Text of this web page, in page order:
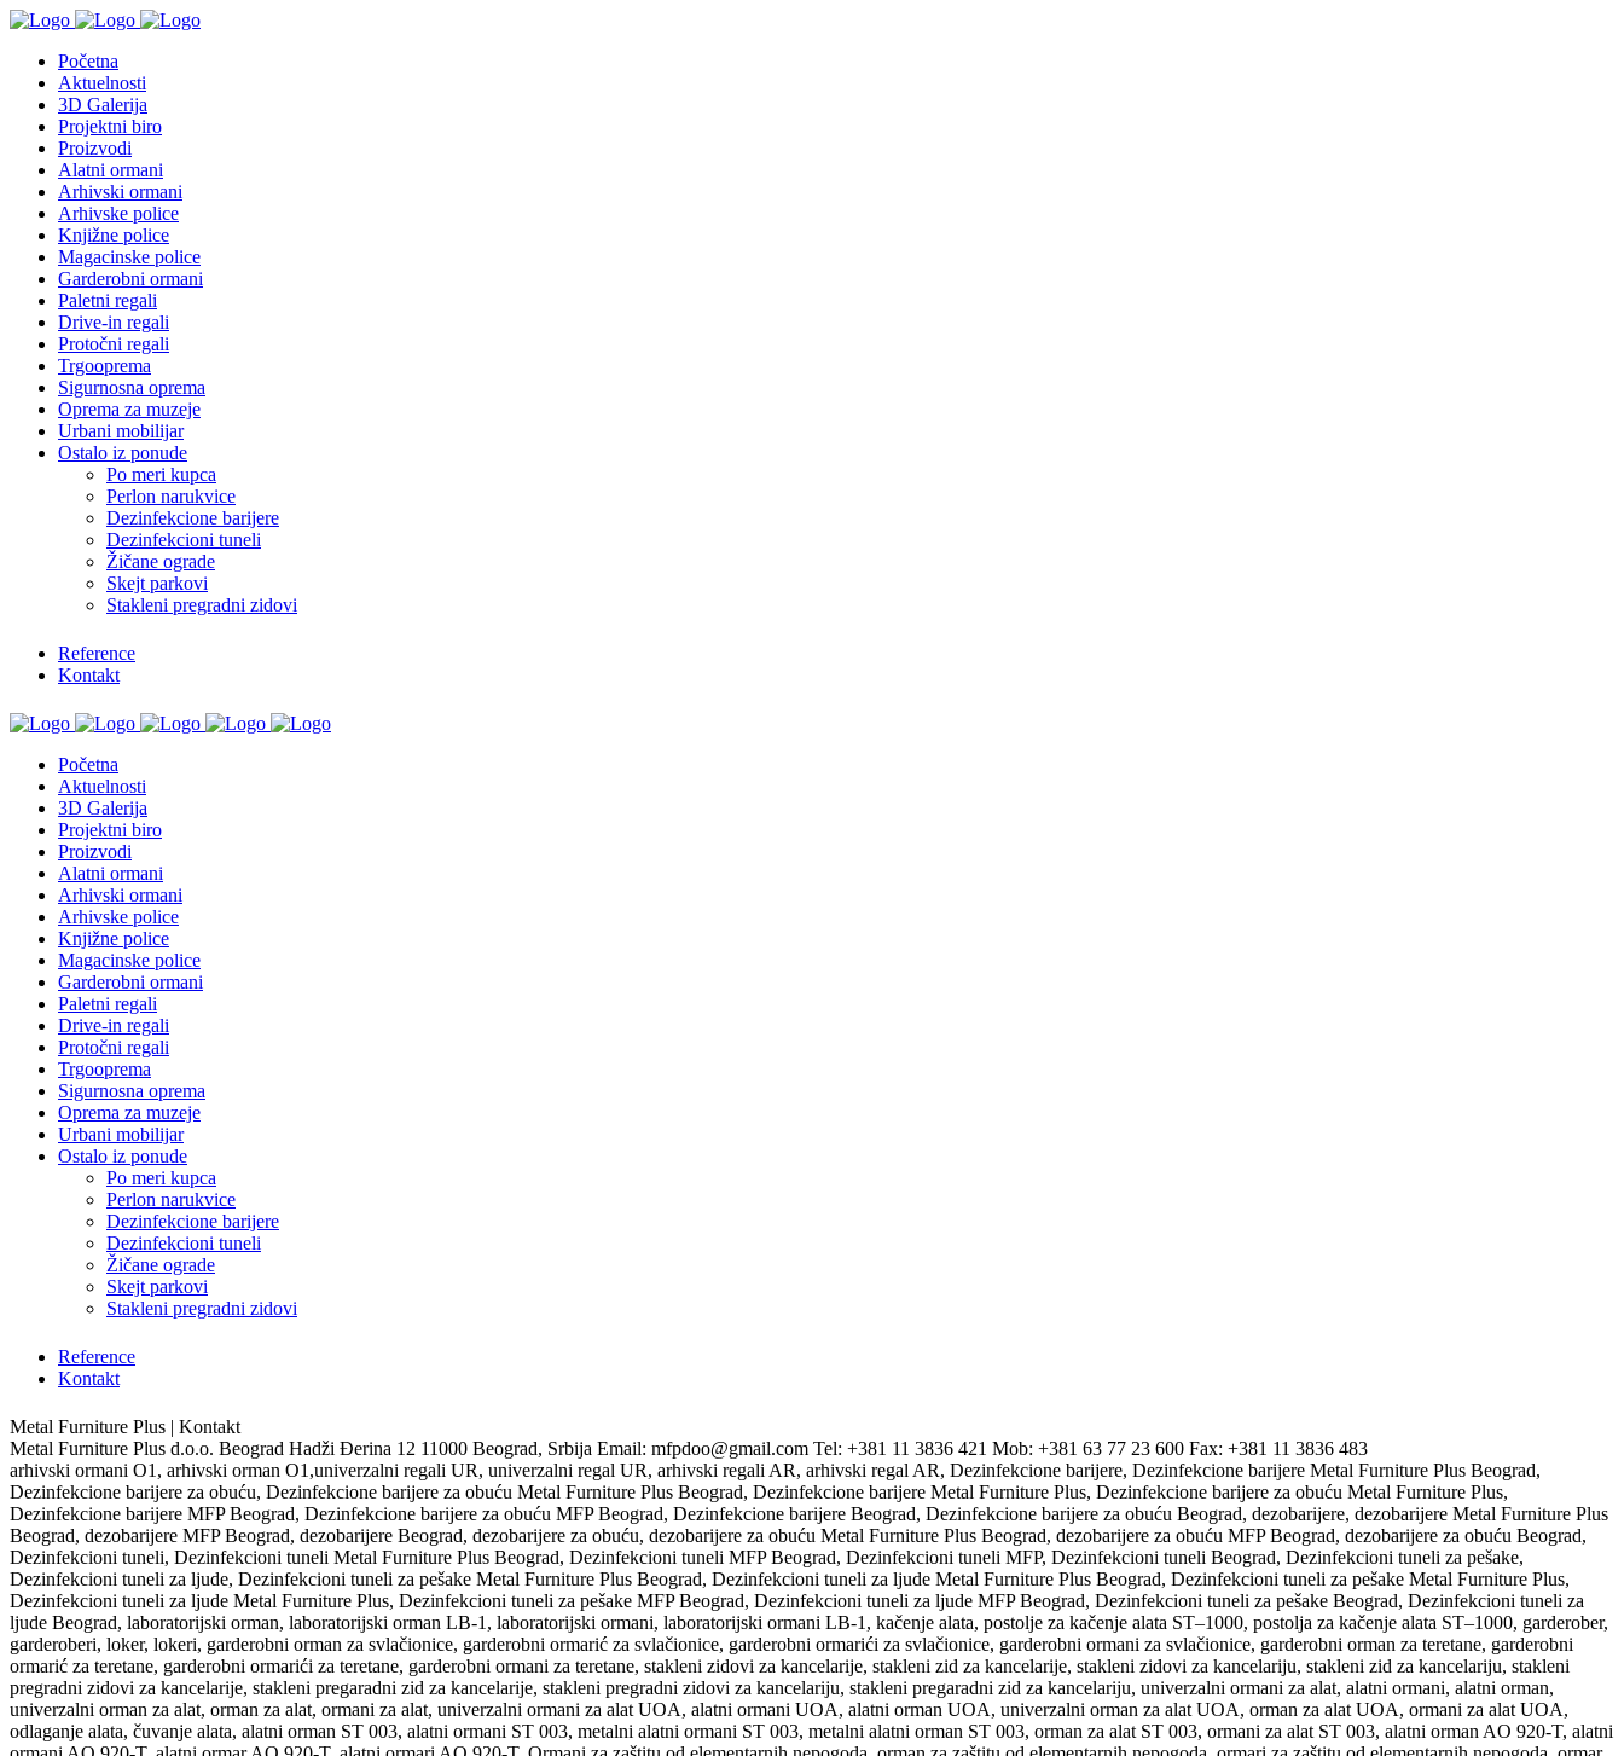
Početna
Aktuelnosti
3D Galerija
Projektni biro
Proizvodi
Alatni ormani
Arhivski ormani
Arhivske police
Knjižne police
Magacinske police
Garderobni ormani
Paletni regali
Drive-in regali
Protočni regali
Trgooprema
Sigurnosna oprema
Oprema za muzeje
Urbani mobilijar
Ostalo iz ponude
Po meri kupca
Perlon narukvice
Dezinfekcione barijere
Dezinfekcioni tuneli
Žičane ograde
Skejt parkovi
Stakleni pregradni zidovi
Reference
Kontakt
Početna
Aktuelnosti
3D Galerija
Projektni biro
Proizvodi
Alatni ormani
Arhivski ormani
Arhivske police
Knjižne police
Magacinske police
Garderobni ormani
Paletni regali
Drive-in regali
Protočni regali
Trgooprema
Sigurnosna oprema
Oprema za muzeje
Urbani mobilijar
Ostalo iz ponude
Po meri kupca
Perlon narukvice
Dezinfekcione barijere
Dezinfekcioni tuneli
Žičane ograde
Skejt parkovi
Stakleni pregradni zidovi
Reference
Kontakt
Metal Furniture Plus | Kontakt
Metal Furniture Plus d.o.o. Beograd Hadži Đerina 12 11000 Beograd, Srbija Email: mfpdoo@gmail.com Tel: +381 11 3836 421 Mob: +381 63 77 23 600 Fax: +381 11 3836 483
arhivski ormani O1, arhivski orman O1,univerzalni regali UR, univerzalni regal UR, arhivski regali AR, arhivski regal AR, Dezinfekcione barijere, Dezinfekcione barijere Metal Furniture Plus Beograd,
Dezinfekcione barijere za obuću, Dezinfekcione barijere za obuću Metal Furniture Plus Beograd, Dezinfekcione barijere Metal Furniture Plus, Dezinfekcione barijere za obuću Metal Furniture Plus,
Dezinfekcione barijere MFP Beograd, Dezinfekcione barijere za obuću MFP Beograd, Dezinfekcione barijere Beograd, Dezinfekcione barijere za obuću Beograd, dezobarijere, dezobarijere Metal Furniture Plus
Beograd, dezobarijere MFP Beograd, dezobarijere Beograd, dezobarijere za obuću, dezobarijere za obuću Metal Furniture Plus Beograd, dezobarijere za obuću MFP Beograd, dezobarijere za obuću Beograd,
Dezinfekcioni tuneli, Dezinfekcioni tuneli Metal Furniture Plus Beograd, Dezinfekcioni tuneli MFP Beograd, Dezinfekcioni tuneli MFP, Dezinfekcioni tuneli Beograd, Dezinfekcioni tuneli za pešake,
Dezinfekcioni tuneli za ljude, Dezinfekcioni tuneli za pešake Metal Furniture Plus Beograd, Dezinfekcioni tuneli za ljude Metal Furniture Plus Beograd, Dezinfekcioni tuneli za pešake Metal Furniture Plus,
Dezinfekcioni tuneli za ljude Metal Furniture Plus, Dezinfekcioni tuneli za pešake MFP Beograd, Dezinfekcioni tuneli za ljude MFP Beograd, Dezinfekcioni tuneli za pešake Beograd, Dezinfekcioni tuneli za
ljude Beograd, laboratorijski orman, laboratorijski orman LB-1, laboratorijski ormani, laboratorijski ormani LB-1, kačenje alata, postolje za kačenje alata ST–1000, postolja za kačenje alata ST–1000, garderober,
garderoberi, loker, lokeri, garderobni orman za svlačionice, garderobni ormarić za svlačionice, garderobni ormarići za svlačionice, garderobni ormani za svlačionice, garderobni orman za teretane, garderobni
ormarić za teretane, garderobni ormarići za teretane, garderobni ormani za teretane, stakleni zidovi za kancelarije, stakleni zid za kancelarije, stakleni zidovi za kancelariju, stakleni zid za kancelariju, stakleni
pregradni zidovi za kancelarije, stakleni pregaradni zid za kancelarije, stakleni pregradni zidovi za kancelariju, stakleni pregaradni zid za kancelariju, univerzalni ormani za alat, alatni ormani, alatni orman,
univerzalni orman za alat, orman za alat, ormani za alat, univerzalni ormani za alat UOA, alatni ormani UOA, alatni orman UOA, univerzalni orman za alat UOA, orman za alat UOA, ormani za alat UOA,
odlaganje alata, čuvanje alata, alatni orman ST 003, alatni ormani ST 003, metalni alatni ormani ST 003, metalni alatni orman ST 003, orman za alat ST 003, ormani za alat ST 003, alatni orman AO 920-T, alatni